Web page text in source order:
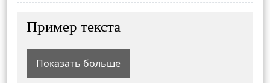
Пример текста
Показать больше